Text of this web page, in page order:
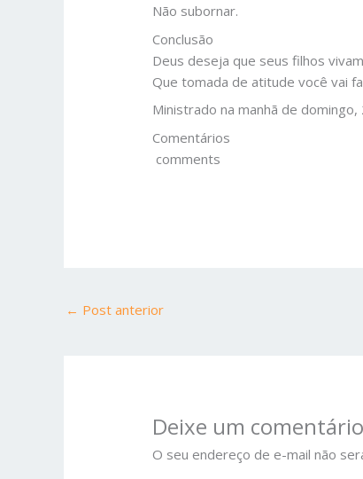
Não subornar.
Conclusão
Deus deseja que seus filhos
Que tomada de atitude você vai
Ministrado na manhã de
Comentários
comments
← Post anterior
Deixe um comentário
O seu endereço de e-mail não